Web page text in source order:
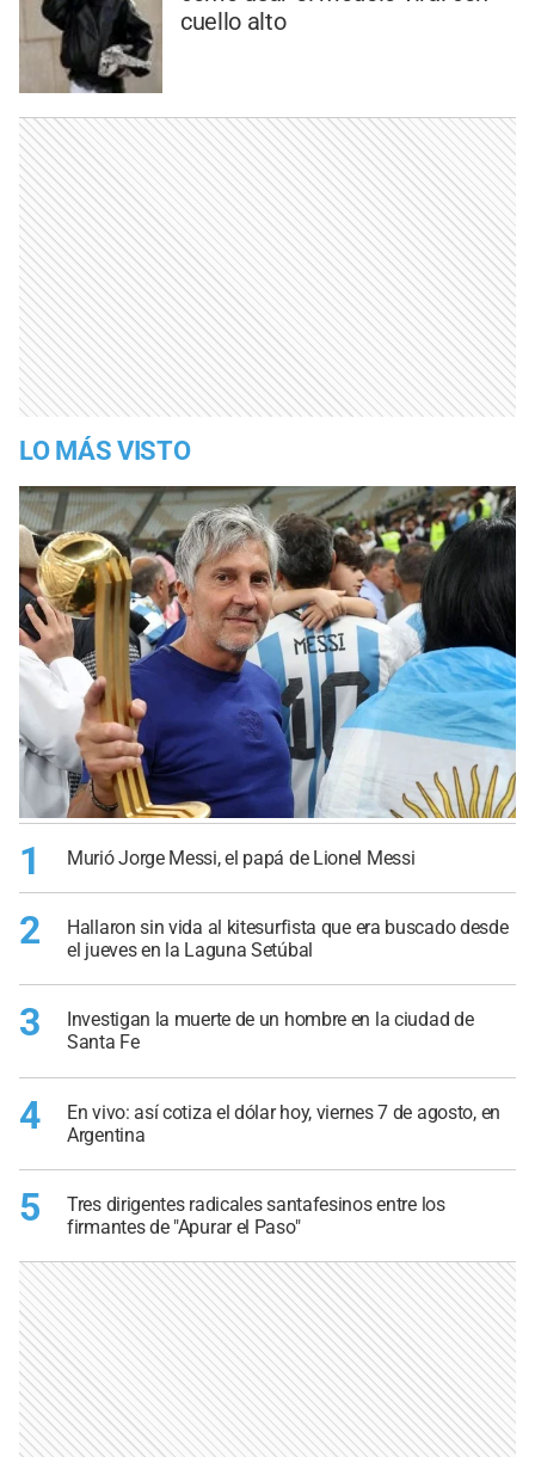
cuello alto
LO MÁS VISTO
1 Murió Jorge Messi, el papá de Lionel Messi
2
Hallaron sin vida al kitesurfista que era buscado desde
el jueves en la Laguna Setúbal
3
Investigan la muerte de un hombre en la ciudad de
Santa Fe
4
En vivo: así cotiza el dólar hoy, viernes 7 de agosto, en
Argentina
5
Tres dirigentes radicales santafesinos entre los
firmantes de "Apurar el Paso"